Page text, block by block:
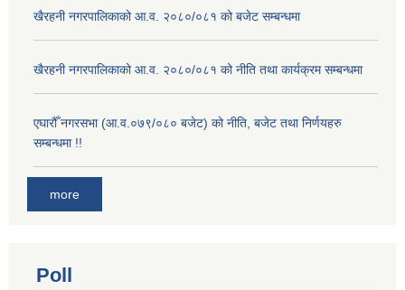
खैरहनी नगरपालिकाको आ.व. २०८०/०८१ को बजेट सम्बन्धमा
खैरहनी नगरपालिकाको आ.व. २०८०/०८१ को नीति तथा कार्यक्रम सम्बन्धमा
एघारौँ नगरसभा (आ.व.०७९/०८० बजेट) को नीति, बजेट तथा निर्णयहरु
सम्बन्धमा !!
more
Poll